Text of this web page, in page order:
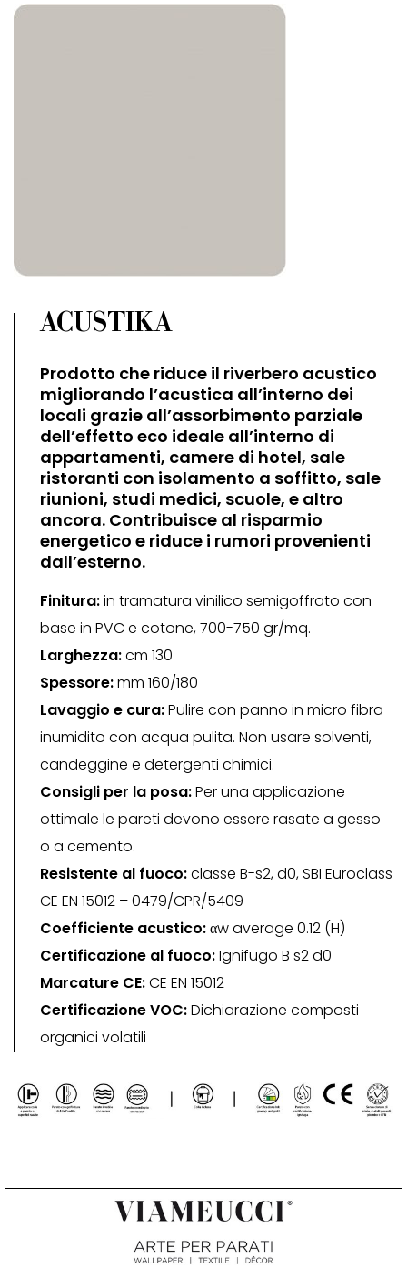
ACUSTIKA
Prodotto che riduce il riverbero acustico
migliorando l’acustica all’interno dei
locali grazie all’assorbimento parziale
dell’effetto eco ideale all’interno di
appartamenti, camere di hotel, sale
ristoranti con isolamento a soffitto, sale
riunioni, studi medici, scuole, e altro
ancora. Contribuisce al risparmio
energetico e riduce i rumori provenienti
dall’esterno.
Finitura:in tramatura vinilico semigoffrato con
base in PVC e cotone, 700-750 gr/mq.
Larghezza:cm 130
Spessore:mm 160/180
Lavaggio e cura:Pulire con panno in micro fibra
inumidito con acqua pulita. Non usare solventi,
candeggine e detergenti chimici.
Consigli per la posa:Per una applicazione
ottimale le pareti devono essere rasate a gesso
o a cemento.
Resistente al fuoco:classe B-s2, d0, SBI Euroclass
CE EN 15012 – 0479/CPR/5409
Coefficiente acustico:αw average 0.12 (H)
Certificazione al fuoco:Ignifugo B s2 d0
Marcature CE:CE EN 15012
Certificazione VOC:Dichiarazione composti
organici volatili